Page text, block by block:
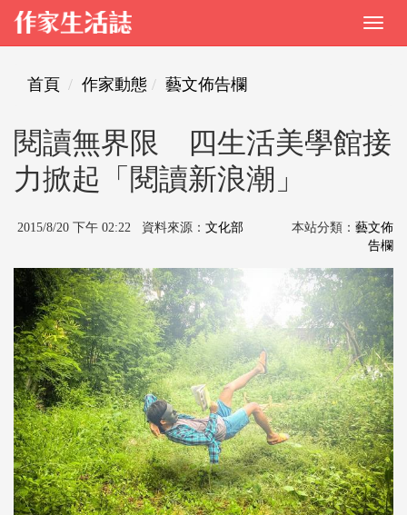
首頁 作家動態 藝文佈告欄
閱讀無界限 四生活美學館接
力掀起「閱讀新浪潮」
2015/8/20 下午 02:22 資料來源： 文化部 本站分類： 藝文佈
告欄